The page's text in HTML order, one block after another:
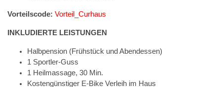
Vorteilscode: Vorteil_Curhaus
INKLUDIERTE LEISTUNGEN
Halbpension (Frühstück und Abendessen)
1 Sportler-Guss
1 Heilmassage, 30 Min.
Kostengünstiger E-Bike Verleih im Haus